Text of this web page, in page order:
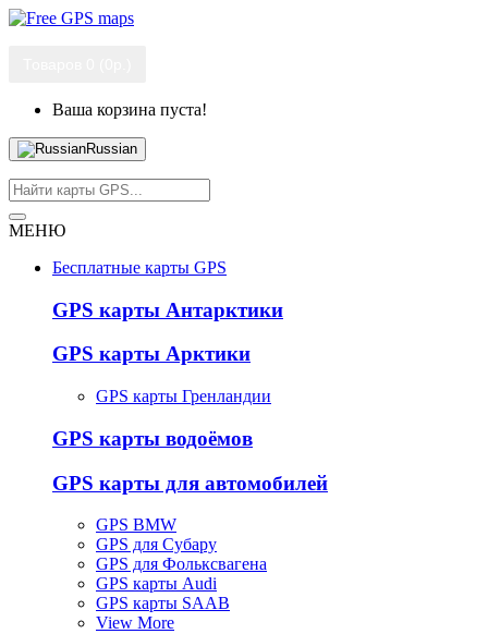
Ваша корзина пуста!
Russian
МЕНЮ
Бесплатные карты GPS
GPS карты Антарктики
GPS карты Арктики
GPS карты Гренландии
GPS карты водоёмов
GPS карты для автомобилей
GPS BMW
GPS для Субару
GPS для Фольксвагена
GPS карты Audi
GPS карты SAAB
View More